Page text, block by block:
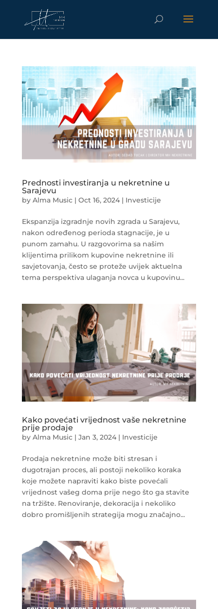
Prednosti investiranja u nekretnine u
Sarajevu
by Alma Music| Oct 16, 2024| Investicije
Ekspanzija izgradnje novih zgrada u Sarajevu,
nakon određenog perioda stagnacije, je u
punom zamahu. U razgovorima sa našim
klijentima prilikom kupovine nekretnine ili
savjetovanja, često se proteže uvijek aktuelna
tema perspektiva ulaganja novca u kupovinu...
Kako povećati vrijednost vaše nekretnine
prije prodaje
by Alma Music| Jan 3, 2024| Investicije
Prodaja nekretnine može biti stresan i
dugotrajan proces, ali postoji nekoliko koraka
koje možete napraviti kako biste povećali
vrijednost vašeg doma prije nego što ga stavite
na tržište. Renoviranje, dekoracija i nekoliko
dobro promišljenih strategija mogu značajno...